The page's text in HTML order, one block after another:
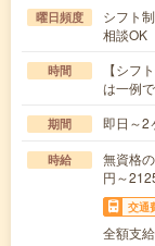
曜日頻度
シフト
相談OK
時間
【シフ
は一例
期間 即日～2
時給
無資格
円～
交通
全額支給